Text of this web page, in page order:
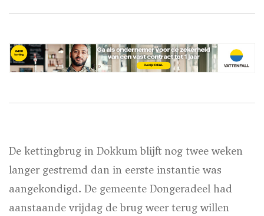
De kettingbrug in Dokkum blijft nog twee weken
langer gestremd dan in eerste instantie was
aangekondigd. De gemeente Dongeradeel had
aanstaande vrijdag de brug weer terug willen